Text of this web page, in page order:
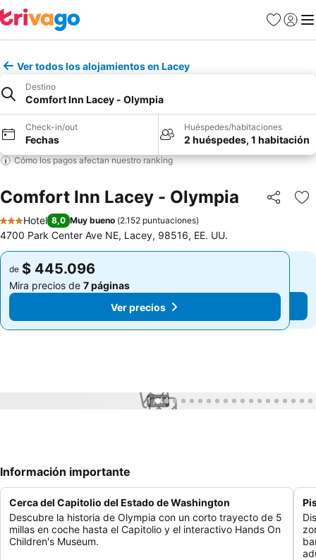
Favoritos
Iniciar
Ver todos los alojamientos en Lacey
Destino
Comfort Inn Lacey - Olympia
Check-in/out
Fechas
Huéspedes/habitaciones
2 huéspedes, 1 habitación
Cómo los pagos afectan nuestro ranking
Comfort Inn Lacey - Olympia Compartir
3 Estrellas
Hotel 8,0 Muy bueno (2.152 puntuaciones)
4700 Park Center Ave NE, Lacey, 98516, EE. UU.
de $ 445.096
Mira precios de 7 páginas
Ver precios
de $ 445.096
Mira precios de 7 páginas
Ver precios
1 / 44
Información importante
Cerca del Capitolio del Estado de Washington
Descubre la historia de Olympia con un corto trayecto de 5
millas en coche hasta el Capitolio y el interactivo Hands On
Children's Museum.